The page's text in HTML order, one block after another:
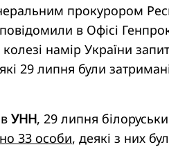
прокурором
в Офісі
намір України
які 29 липня були
УНН, 29 липня
33 особи, деякі з них